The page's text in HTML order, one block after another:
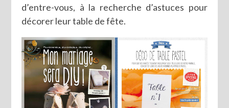
d’entre-vous, à la recherche d’astuces pour
décorer leur table de fête.